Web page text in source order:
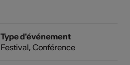
Type d'événement
Festival Conférence